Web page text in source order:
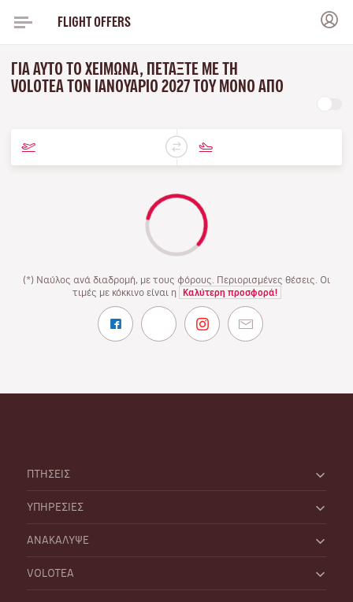
FLIGHT OFFERS
ΓΙΑ ΑΥΤΌ ΤΟ ΧΕΙΜΏΝΑ, ΠΕΤΆΞΤΕ ΜΕ ΤΗ
VOLOTEA ΤΟΝ ΙΑΝΟΥΆΡΙΟ 2027 ΤΟΥ ΜΌΝΟ ΑΠΌ
(*) Ναύλος ανά διαδρομή, με τους φόρους. Περιορισμένες θέσεις. Οι
τιμές με κόκκινο είναι η
Καλύτερη προσφορά!
ΠΤΗΣΕΙΣ
ΥΠΗΡΕΣΙΕΣ
ΑΝΑΚΑΛΥΨΕ
VOLOTEA